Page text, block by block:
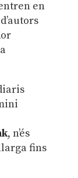
en
, n’és
fins